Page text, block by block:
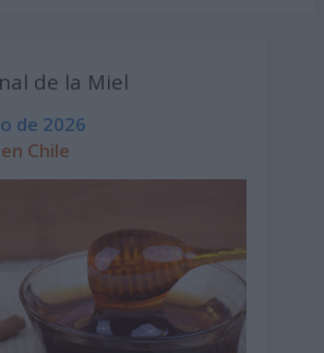
de la Miel
de 2026
Chile